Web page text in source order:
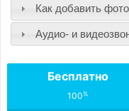
Как добавить
Аудио- и
Бесплатно
100%